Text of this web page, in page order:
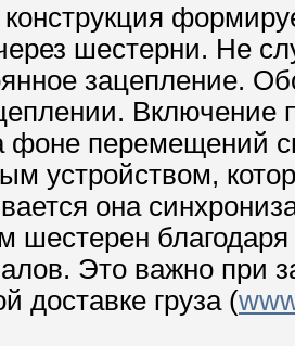
шестерни. Не
зацепление.
Включение
фоне перемещений
устройством,
она
шестерен
Это важно при
доставке груза (